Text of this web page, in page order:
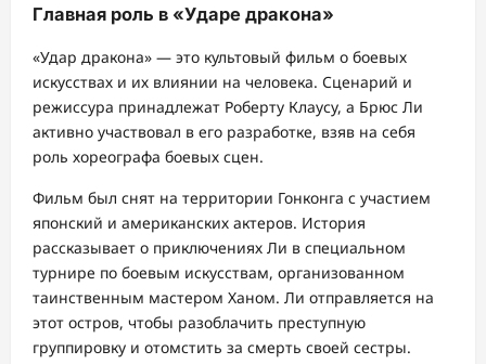
Главная роль в «Ударе дракона»
«Удар дракона» — это культовый фильм о боевых
искусствах и их влиянии на человека. Сценарий и
режиссура принадлежат Роберту Клаусу, а Брюс Ли
активно участвовал в его разработке, взяв на себя
роль хореографа боевых сцен.
Фильм был снят на территории Гонконга с участием
японский и американских актеров. История
рассказывает о приключениях Ли в специальном
турнире по боевым искусствам, организованном
таинственным мастером Ханом. Ли отправляется на
этот остров, чтобы разоблачить преступную
группировку и отомстить за смерть своей сестры.